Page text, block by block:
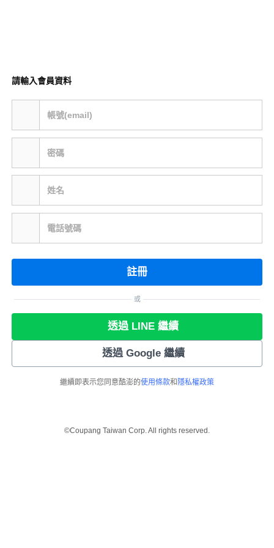
請輸入會員資料
帳號(email)
密碼
姓名
電話號碼
註冊
或
透過 LINE 繼續
透過 Google 繼續
繼續即表示您同意酷澎的使用條款和 隱私權政策
©Coupang Taiwan Corp. All rights reserved.